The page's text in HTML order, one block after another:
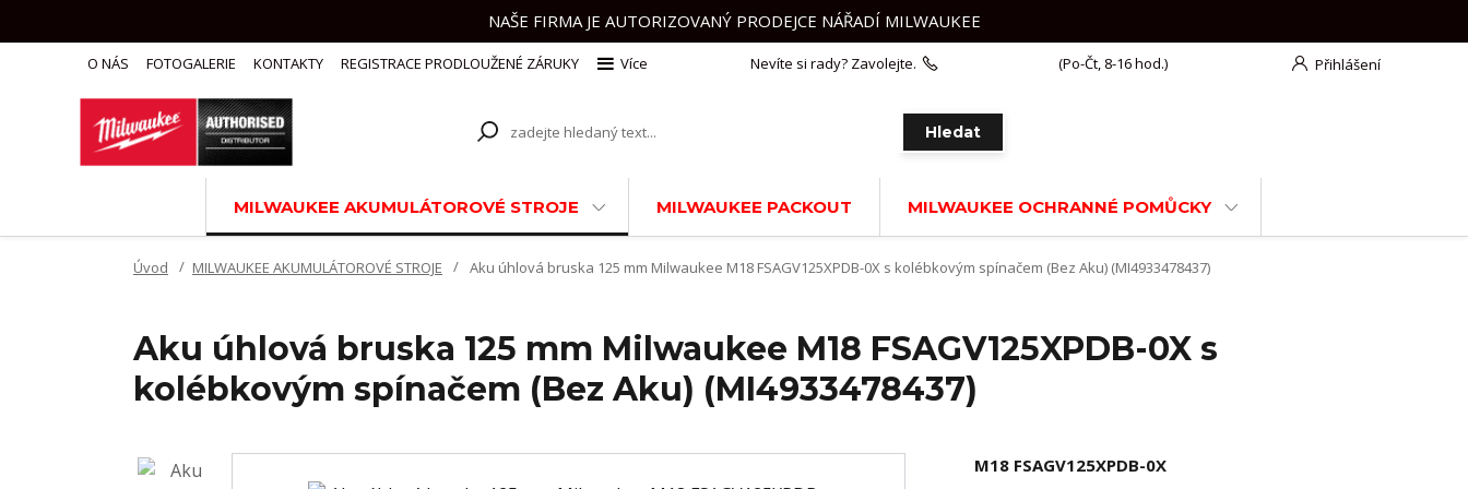
NAŠE FIRMA JE AUTORIZOVANÝ PRODEJCE NÁŘADÍ MILWAUKEE
O NÁS FOTOGALERIE KONTAKTY REGISTRACE PRODLOUŽENÉ ZÁRUKY Více Přihlášení
Hledat
Nevíte si rady? Zavolejte. (Po-Čt, 8-16 hod.)
MILWAUKEE AKUMULÁTOROVÉ STROJE MILWAUKEE PACKOUT MILWAUKEE OCHRANNÉ POMŮCKY
Úvod MILWAUKEE AKUMULÁTOROVÉ STROJE Aku úhlová bruska 125 mm Milwaukee M18 FSAGV125XPDB-0X s kolébkovým spínačem (Bez Aku) (MI4933478437)
Aku úhlová bruska 125 mm Milwaukee M18 FSAGV125XPDB-0X s
kolébkovým spínačem (Bez Aku) (MI4933478437)
M18 FSAGV125XPDB-0X